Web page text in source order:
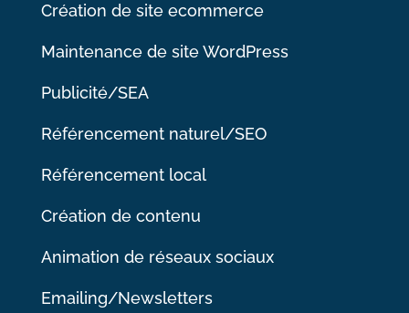
Création de site ecommerce
Maintenance de site WordPress
Publicité/SEA
Référencement naturel/SEO
Référencement local
Création de contenu
Animation de réseaux sociaux
Emailing/Newsletters